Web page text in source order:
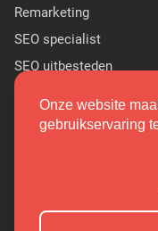
Remarketing
SEO specialist
SEO uitbesteden
PR linkbuilding
Copyright 2026 Markant
Onze website
gebruikservaring